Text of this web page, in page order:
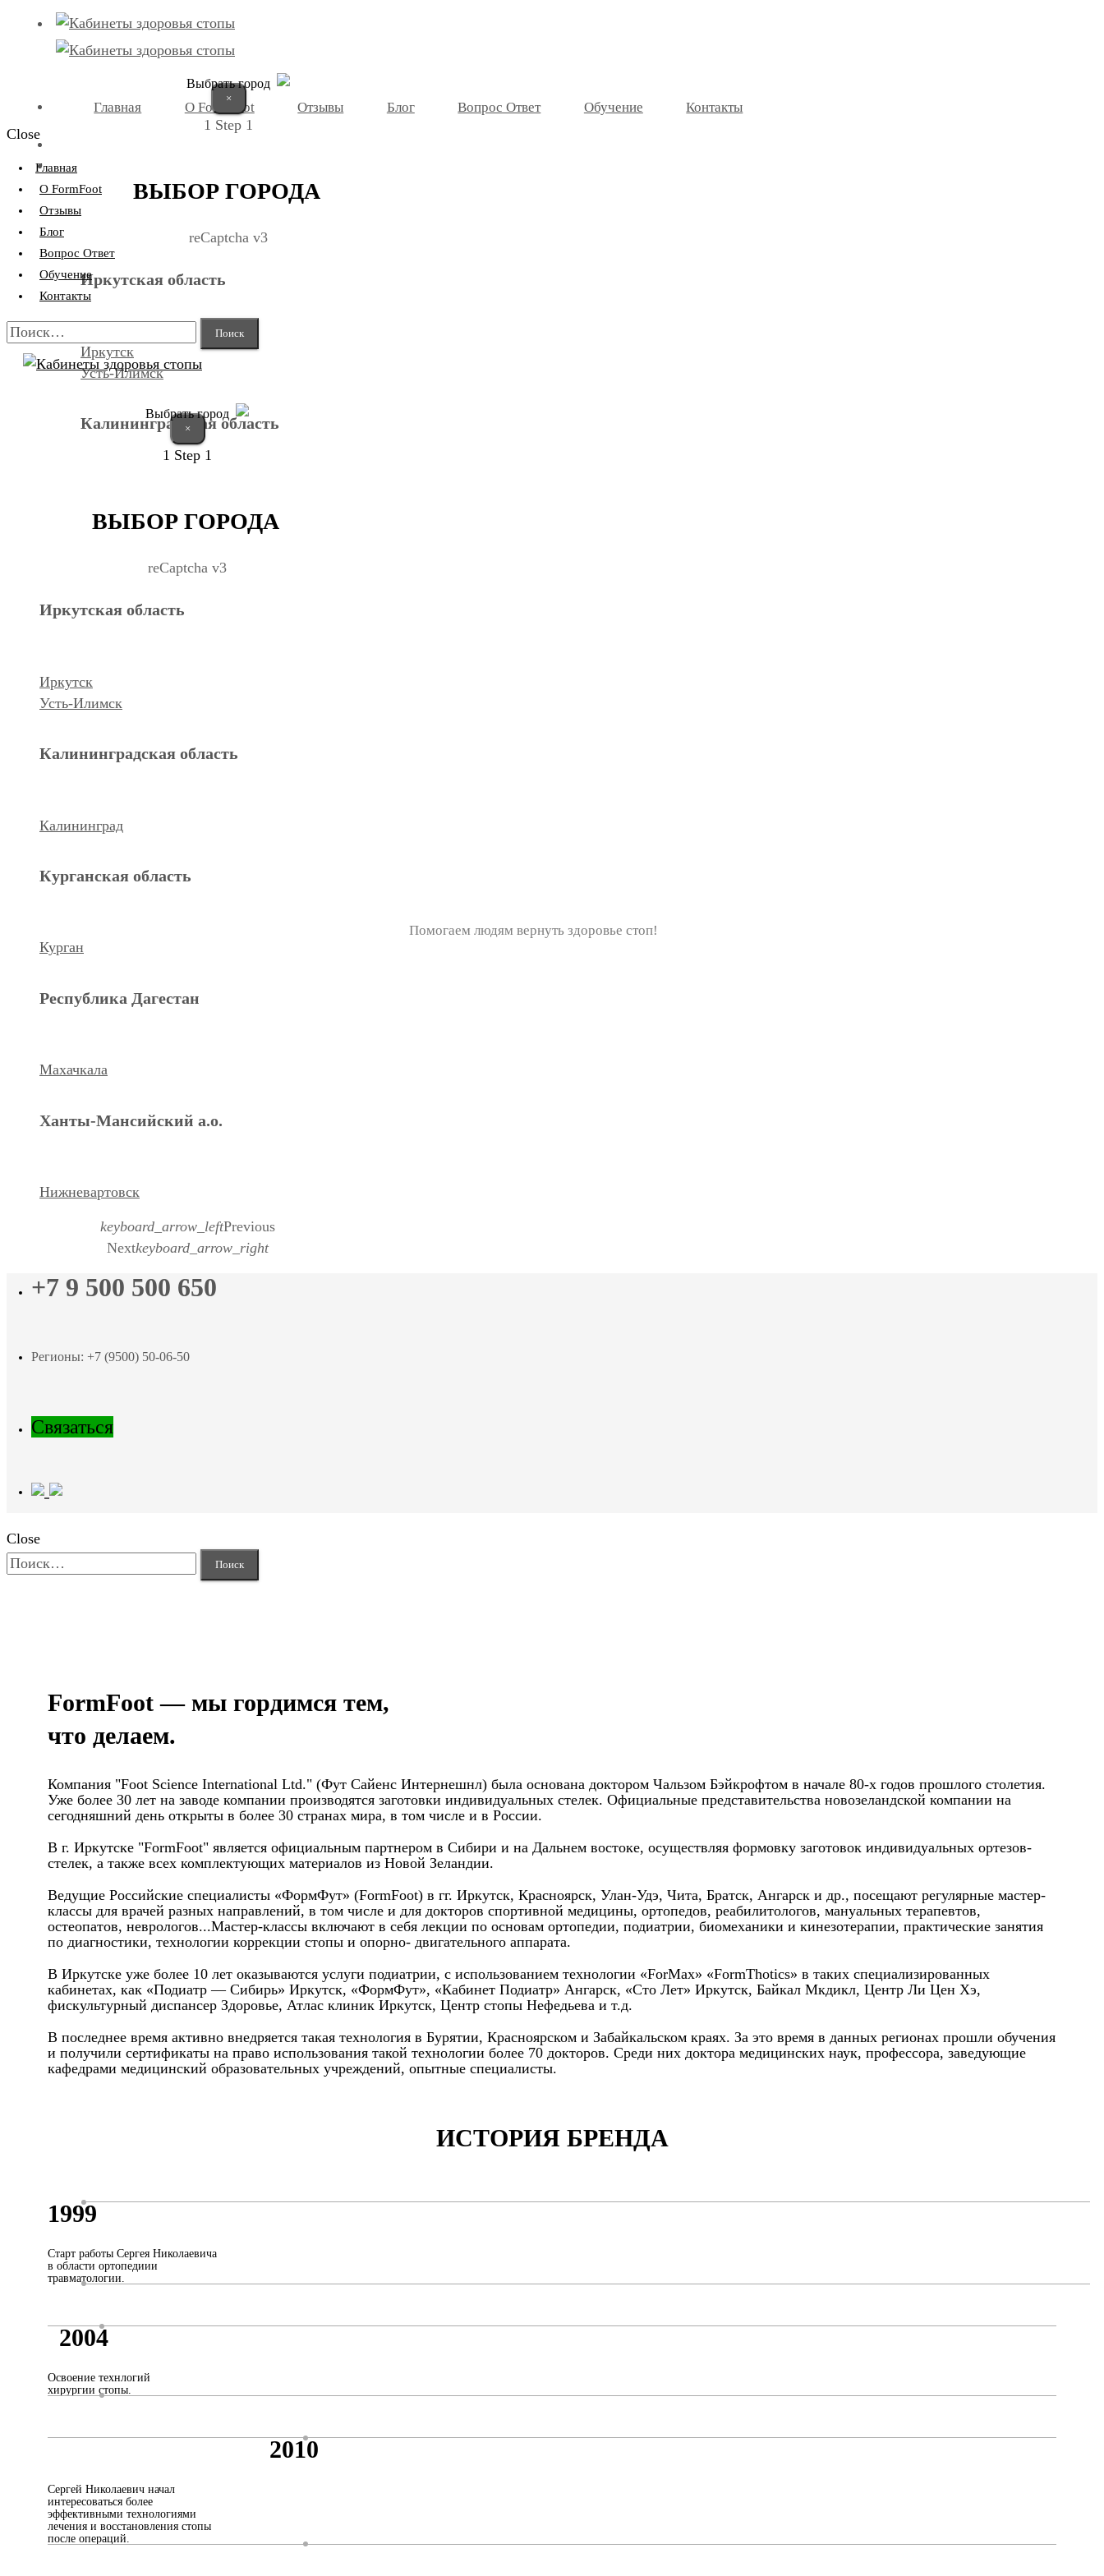
Выбрать город
×
1 Step 1
ВЫБОР ГОРОДА
reCaptcha v3
Иркутская область
Иркутск
Усть-Илимск
Калининградская область
Курган
Помогаем людям вернуть здоровье стоп!
Главная О FormFoot Отзывы Блог Вопрос Ответ Обучение Контакты
Close
Главная
О FormFoot
Отзывы
Блог
Вопрос Ответ
Обучение
Контакты
Найти:
Выбрать город
×
1 Step 1
ВЫБОР ГОРОДА
reCaptcha v3
Иркутская область
Иркутск
Усть-Илимск
Калининградская область
Калининград
Курганская область
Курган
Республика Дагестан
Махачкала
Ханты-Мансийский а.о.
Нижневартовск
keyboard_arrow_leftPrevious
Nextkeyboard_arrow_right
+7 9 500 500 650
Регионы: +7 (9500) 50-06-50
Связаться
Close
Найти:
FormFoot — мы гордимся тем,
что делаем.
Компания "Foot Science International Ltd." (Фут Сайенс Интернешнл) была основана доктором Чальзом Бэйкрофтом в начале 80-х годов прошлого столетия.
Уже более 30 лет на заводе компании производятся заготовки индивидуальных стелек. Официальные представительства новозеландской компании на
сегодняшний день открыты в более 30 странах мира, в том числе и в России.
В г. Иркутске "FormFoot" является официальным партнером в Сибири и на Дальнем востоке, осуществляя формовку заготовок индивидуальных ортезов-
стелек, а также всех комплектующих материалов из Новой Зеландии.
Ведущие Российские специалисты «ФормФут» (FormFoot) в гг. Иркутск, Красноярск, Улан-Удэ, Чита, Братск, Ангарск и др., посещают регулярные мастер-
классы для врачей разных направлений, в том числе и для докторов спортивной медицины, ортопедов, реабилитологов, мануальных терапевтов,
остеопатов, неврологов...Мастер-классы включают в себя лекции по основам ортопедии, подиатрии, биомеханики и кинезотерапии, практические занятия
по диагностики, технологии коррекции стопы и опорно- двигательного аппарата.
В Иркутске уже более 10 лет оказываются услуги подиатрии, с использованием технологии «ForMax» «FormThotics» в таких специализированных
кабинетах, как «Подиатр — Сибирь» Иркутск, «ФормФут», «Кабинет Подиатр» Ангарск, «Сто Лет» Иркутск, Байкал Мкдикл, Центр Ли Цен Хэ,
фискультурный диспансер Здоровье, Атлас клиник Иркутск, Центр стопы Нефедьева и т.д.
В последнее время активно внедряется такая технология в Бурятии, Красноярском и Забайкальском краях. За это время в данных регионах прошли обучения
и получили сертификаты на право использования такой технологии более 70 докторов. Среди них доктора медицинских наук, профессора, заведующие
кафедрами медицинский образовательных учреждений, опытные специалисты.
ИСТОРИЯ БРЕНДА
1999
Старт работы Сергея Николаевича
в области ортопедиии
травматологии.
2004
Освоение технлогий
хирургии стопы.
2010
Сергей Николаевич начал
интересоваться более
эффективными технологиями
лечения и восстановления стопы
после операций.